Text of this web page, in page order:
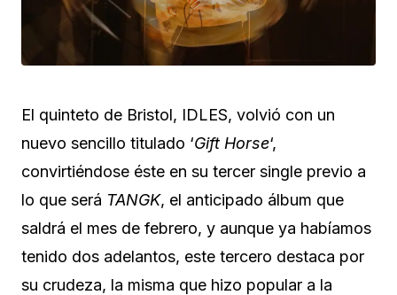
El quinteto de Bristol, IDLES, volvió con un
nuevo sencillo titulado ‘Gift Horse‘,
convirtiéndose éste en su tercer single previo a
lo que será TANGK, el anticipado álbum que
saldrá el mes de febrero, y aunque ya habíamos
tenido dos adelantos, este tercero destaca por
su crudeza, la misma que hizo popular a la